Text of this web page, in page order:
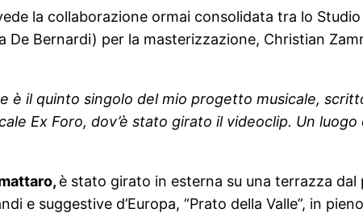
la collaborazione ormai consolidata tra lo
De Bernardi) per la masterizzazione, Christian
è il quinto singolo del mio progetto musicale,
Ex Foro, dov’è stato girato il videoclip. Un
è stato girato in esterna su una terrazza
e suggestive d’Europa, “Prato della Valle”, in